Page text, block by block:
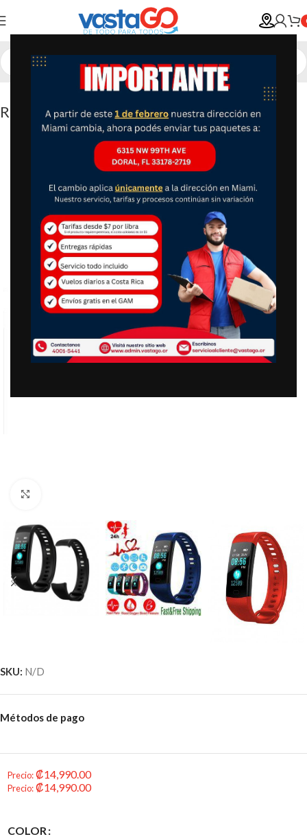
Reloj Inteligente deportes Fitness
SKU: N/D
Métodos de pago
Precio:₡14,990.00
Precio:₡14,990.00
COLOR